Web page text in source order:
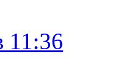
11:36